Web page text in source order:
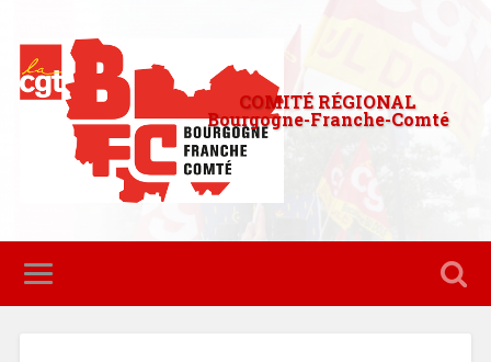
COMITÉ RÉGIONAL
Bourgogne-Franche-Comté